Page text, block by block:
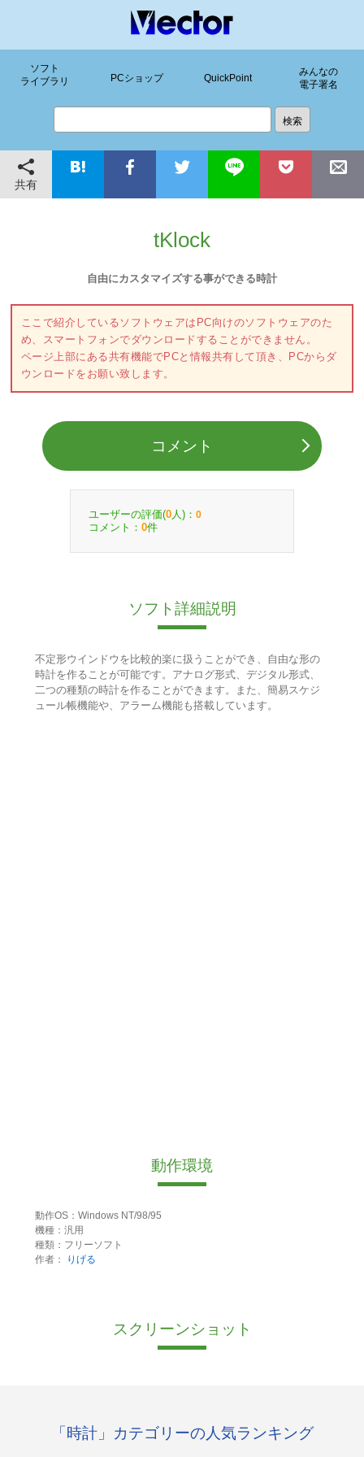
ソフト
ライブラリ
PCショップ QuickPoint
みんなの
電子署名
共有
tKlock
自由にカスタマイズする事ができる時計
ここで紹介しているソフトウェアはPC向けのソフトウェアのた
め、スマートフォンでダウンロードすることができません。
ページ上部にある共有機能でPCと情報共有して頂き、PCからダ
ウンロードをお願い致します。
コメント
ユーザーの評価(0 人)： 0
コメント： 0件
ソフト詳細説明
不定形ウインドウを比較的楽に扱うことができ、自由な形の
時計を作ることが可能です。アナログ形式、デジタル形式、
二つの種類の時計を作ることができます。また、簡易スケジ
ュール帳機能や、アラーム機能も搭載しています。
動作環境
動作OS：Windows NT/98/95
機種：汎用
種類：フリーソフト
作者：
りげる
スクリーンショット
「時計」カテゴリーの人気ランキング